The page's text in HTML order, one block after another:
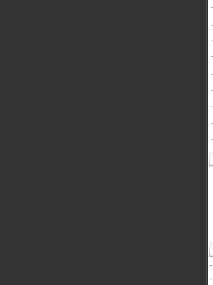
·
·
·
·
·
·
·
·
·
·
·